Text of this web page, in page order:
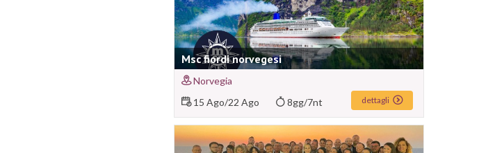
Msc fiordi norvegesi
Norvegia
15 Ago/22 Ago 8gg/7nt dettagli